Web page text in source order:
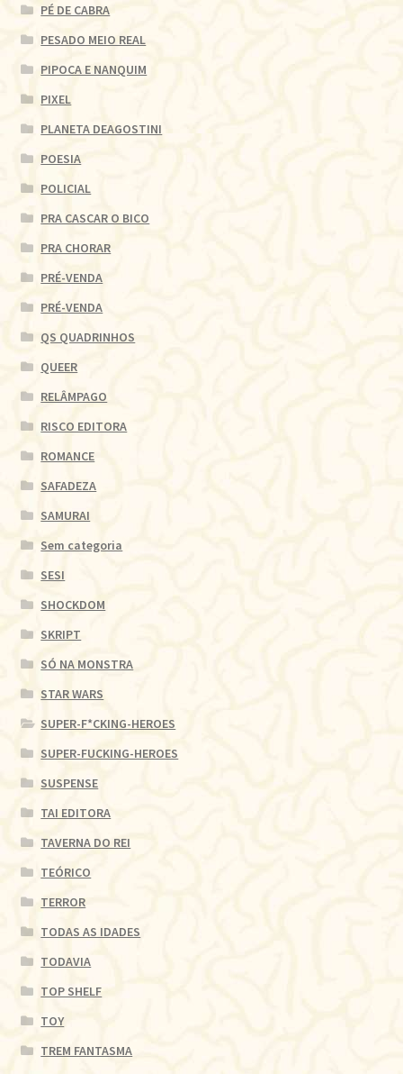
PÉ DE CABRA
PESADO MEIO REAL
PIPOCA E NANQUIM
PIXEL
PLANETA DEAGOSTINI
POESIA
POLICIAL
PRA CASCAR O BICO
PRA CHORAR
PRÉ-VENDA
PRÉ-VENDA
QS QUADRINHOS
QUEER
RELÂMPAGO
RISCO EDITORA
ROMANCE
SAFADEZA
SAMURAI
Sem categoria
SESI
SHOCKDOM
SKRIPT
SÓ NA MONSTRA
STAR WARS
SUPER-F*CKING-HEROES
SUPER-FUCKING-HEROES
SUSPENSE
TAI EDITORA
TAVERNA DO REI
TEÓRICO
TERROR
TODAS AS IDADES
TODAVIA
TOP SHELF
TOY
TREM FANTASMA